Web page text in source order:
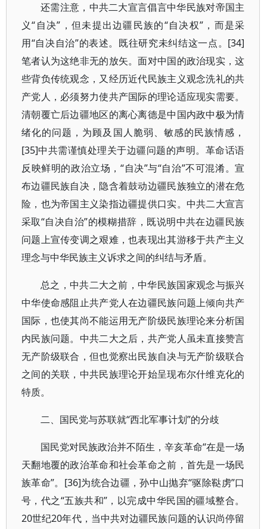
还需注意，中共二大宣言倡言中华民族对帝国主
义“自决”，但未提出边疆民族的“自决权”，而是采
用“自决自治”的表述。既往研究未纠结这一点。[34]
笔者认为这绝非无的放矢。面对中国的政治现实，这
些背负传统观念，又经历近代民族主义观念洗礼的共
产党人，必须努力使共产国际的理论适应现实需要。
清朝覆亡后边疆地区的离心离德是中国内政中极为情
绪化的问题，为顾及国人脆弱、敏感的民族情感，
[35]中共需谨慎处理关于边疆问题的声明。革命话语
反映鲜明的政治立场，“自决”与“自治”不可混淆。宣
布边疆民族自决，隐含着鼓动边疆民族独立的潜在危
险，也为帝国主义染指边疆提供口实。中共二大宣言
采取“自决自治”的模糊措辞，既说明中共在边疆民族
问题上宣传变调之艰难，也表现出其游移于共产主义
理念与中华民族主义诉求之间的纠结与矛盾。
总之，中共二大之前，中华民族国家观念与振兴
中华使命感阻止共产党人在边疆民族问题上倾向共产
国际，也使其尚不能运用无产阶级民族理论来分析国
内民族问题。中共二大之后，共产党人虽未直接赞言
无产阶级联合，但也觉察出民族自决与无产阶级联合
之间的关联，中共民族理论开始呈现布尔什维克化的
特质。
二、国民党与苏联就“西北军事计划”的分歧
国民党对民族政治并不陌生，辛亥革命“在是一场
天翻地覆的政治革命和社会革命之前，首先是一场民
族革命”。[36]为统合边疆，孙中山抛弃“驱除鞑虏”口
号，代之“五族共和”，以完成中华民国的疆域整合。
20世纪20年代，当中共对边疆民族问题的认识尚停留